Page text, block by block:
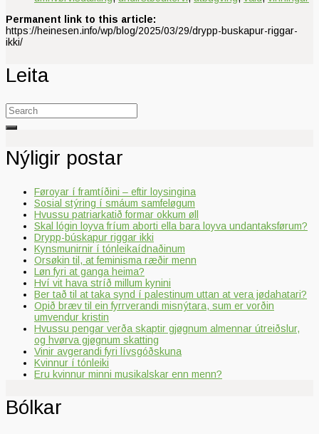
Permanent link to this article:
https://heinesen.info/wp/blog/2025/03/29/drypp-buskapur-riggar-
ikki/
Leita
Search
for:
Nýligir postar
Føroyar í framtíðini – eftir loysingina
Sosial stýring í smáum samfeløgum
Hvussu patriarkatið formar okkum øll
Skal lógin loyva fríum aborti ella bara loyva undantaksførum?
Drypp-búskapur riggar ikki
Kynsmunirnir í tónleikaídnaðinum
Orsøkin til, at feminisma ræðir menn
Løn fyri at ganga heima?
Hví vit hava stríð millum kynini
Ber tað til at taka synd í palestinum uttan at vera jødahatari?
Opið bræv til ein fyrrverandi misnýtara, sum er vorðin
umvendur kristin
Hvussu pengar verða skaptir gjøgnum almennar útreiðslur,
og hvørva gjøgnum skatting
Vinir avgerandi fyri lívsgóðskuna
Kvinnur í tónleiki
Eru kvinnur minni musikalskar enn menn?
Bólkar